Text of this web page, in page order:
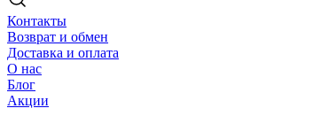
Контакты
Возврат и обмен
Доставка и оплата
О нас
Блог
Акции